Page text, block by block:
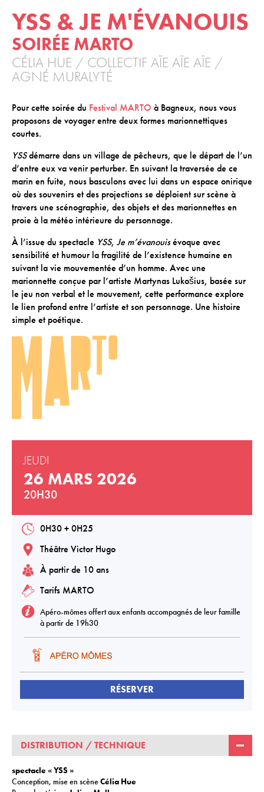
ACTIONS CULTURELLES
Les actions de la saison
Pratique du théâtre, mime et geste
CINÉMA
Programmation
INFOS+
Tarifs
Réservation
Contacts / Accès
Téléchargements
Lettre d'info
YSS & JE M'ÉVANOUIS
SOIRÉE MARTO
CÉLIA HUE / COLLECTIF AÏE AÏE AÏE /
AGNÉ MURALYTÉ
Pour cette soirée du Festival MARTO à Bagneux, nous vous
proposons de voyager entre deux formes marionnettiques
courtes.
YSSdémarre dans un village de pêcheurs, que le départ de l’un
d’entre eux va venir perturber. En suivant la traversée de ce
marin en fuite, nous basculons avec lui dans un espace onirique
où des souvenirs et des projections se déploient sur scène à
travers une scénographie, des objets et des marionnettes en
proie à la météo intérieure du personnage.
À l’issue du spectacle YSS, Je m’évanouisévoque avec
sensibilité et humour la fragilité de l’existence humaine en
suivant la vie mouvementée d’un homme. Avec une
marionnette conçue par l’artiste Martynas Lukošius, basée sur
le jeu non verbal et le mouvement, cette performance explore
le lien profond entre l’artiste et son personnage. Une histoire
simple et poétique.
JEUDI
26 MARS 2026
20H30
0H30 + 0H25
Théâtre Victor Hugo
À partir de 10 ans
Tarifs MARTO
Apéro-mômes offert aux enfants accompagnés de leur famille
à partir de 19h30
RÉSERVER
DISTRIBUTION / TECHNIQUE
spectacle « YSS »
Conception, mise en scèneCélia Hue